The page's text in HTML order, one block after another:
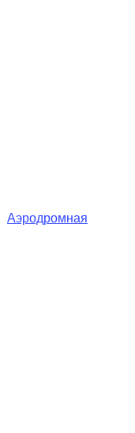
Аэродромная